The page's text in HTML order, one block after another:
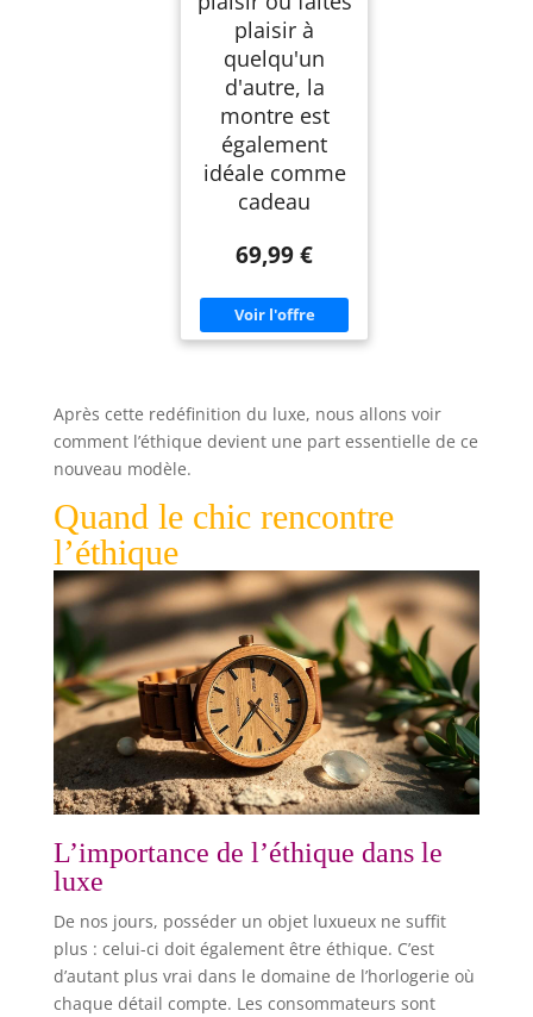
plaisir à
quelqu'un
d'autre, la
montre est
également
idéale comme
cadeau
69,99 €
Après cette redéfinition du luxe, nous allons voir
comment l’éthique devient une part essentielle de ce
nouveau modèle.
Quand le chic rencontre
l’éthique
L’importance de l’éthique dans le
luxe
De nos jours, posséder un objet luxueux ne suffit
plus : celui-ci doit également être éthique. C’est
d’autant plus vrai dans le domaine de l’horlogerie où
chaque détail compte. Les consommateurs sont